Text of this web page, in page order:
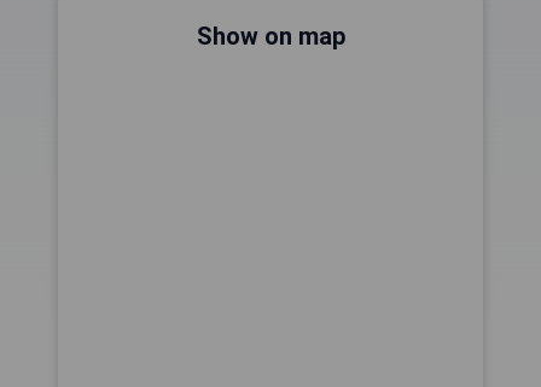
Show on map